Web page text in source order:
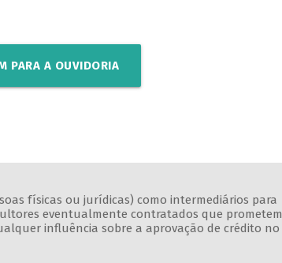
PARA A OUVIDORIA
físicas ou jurídicas) como intermediários para
eventualmente contratados que prometem
influência sobre a aprovação de crédito no